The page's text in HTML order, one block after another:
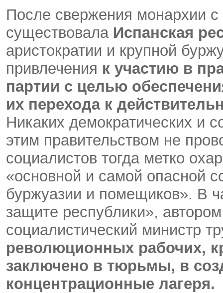
После свержения монархии
существовала Испанская
аристократии и крупной
привлечения к участию в
партии с целью
их перехода к
Никаких демократических и
этим правительством не
социалистов тогда метко
«основной и самой опасной
буржуазии и помещиков». В
защите республики»,
социалистический министр
революционных рабочих,
заключено в тюрьмы, в
концентрационные лагеря.